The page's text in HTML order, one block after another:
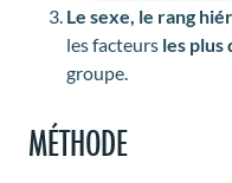
Le sexe, le rang
les facteurs les plus
groupe.
MÉTHODE